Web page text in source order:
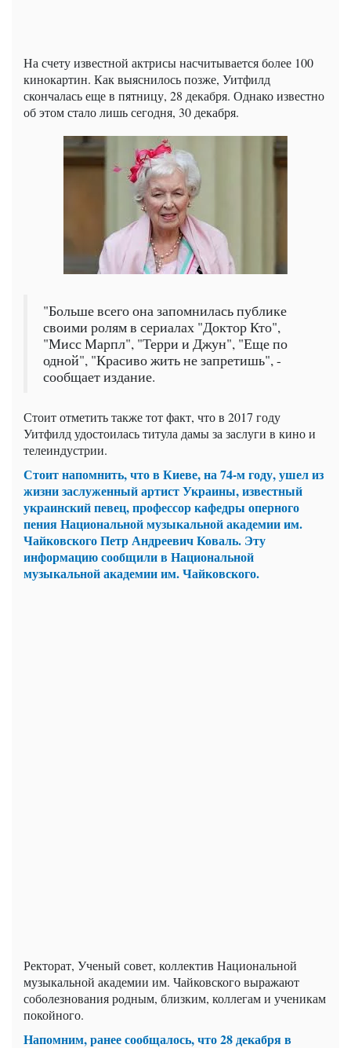
На счету известной актрисы насчитывается более 100
кинокартин. Как выяснилось позже, Уитфилд
скончалась еще в пятницу, 28 декабря. Однако известно
об этом стало лишь сегодня, 30 декабря.
"Больше всего она запомнилась публике
своими ролям в сериалах "Доктор Кто",
"Мисс Марпл", "Терри и Джун", "Еще по
одной", "Красиво жить не запретишь", -
сообщает издание.
Стоит отметить также тот факт, что в 2017 году
Уитфилд удостоилась титула дамы за заслуги в кино и
телеиндустрии.
Стоит напомнить, что в Киеве, на 74-м году, ушел из
жизни заслуженный артист Украины, известный
украинский певец, профессор кафедры оперного
пения Национальной музыкальной академии им.
Чайковского Петр Андреевич Коваль. Эту
информацию сообщили в Национальной
музыкальной академии им. Чайковского.
Ректорат, Ученый совет, коллектив Национальной
музыкальной академии им. Чайковского выражают
соболезнования родным, близким, коллегам и ученикам
покойного.
Напомним, ранее сообщалось, что 28 декабря в